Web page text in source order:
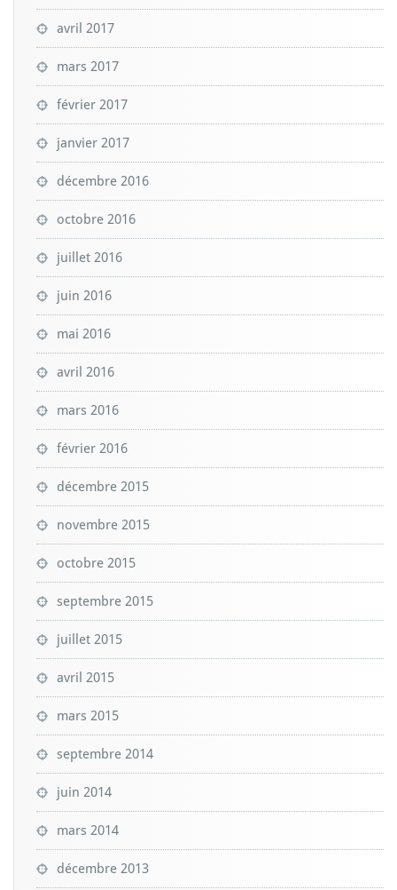
avril 2017
mars 2017
février 2017
janvier 2017
décembre 2016
octobre 2016
juillet 2016
juin 2016
mai 2016
avril 2016
mars 2016
février 2016
décembre 2015
novembre 2015
octobre 2015
septembre 2015
juillet 2015
avril 2015
mars 2015
septembre 2014
juin 2014
mars 2014
décembre 2013